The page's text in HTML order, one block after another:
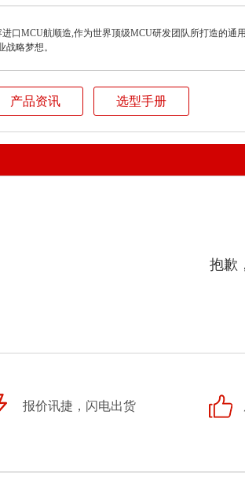
口MCU航顺造,作为世界顶级MCU研发团队所打造的
略梦想。
产品资讯 选型手册
抱歉
报价讯捷，闪电出货